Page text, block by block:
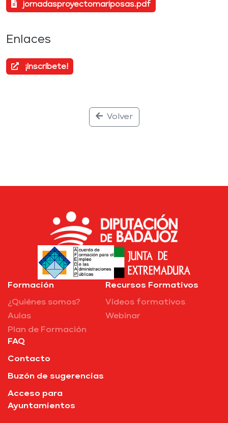
jornadasproyectomariposas.pdf
Enlaces
¡Inscríbete!
Volver
Formación
¿Quiénes somos?
Aulas
Plan de Formación
Recursos Formativos
Vídeos formativos
Webinar
FAQ
Contacto
Buzón de sugerencias
Acceso para
Ayuntamientos